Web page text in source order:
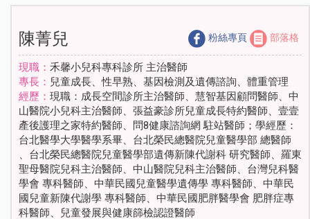
陳菁兒 粉絲專頁 部落格
現職： 禾馨小兒科專科診所 主治醫師
專長： 兒童成長、性早熟、基因檢測及遺傳諮詢、體重管理
經歷： 現職：成長空間診所主治醫師、慧智基因顧問醫師、中
山醫院小兒科主治醫師、張益豪診所兒童成長特約醫師、壹壹
產後護理之家特約醫師、問8健康諮詢網 駐站醫師；學經歷：
台北醫學大學醫學系畢、台北榮民總醫院兒童醫學部 總醫師
、台北榮民總醫院兒童醫學部遺傳新陳代謝科 研究醫師、羅東
聖母醫院兒科主治醫師、中山醫院兒科主治醫師、台灣兒科醫
學會 專科醫師、中華民國兒童醫學遺傳學 專科醫師、中華民
國兒童新陳代謝學 專科醫師、中華民國肥胖醫學會 肥胖症專
科醫師、兒童發展與健康篩檢認證醫師